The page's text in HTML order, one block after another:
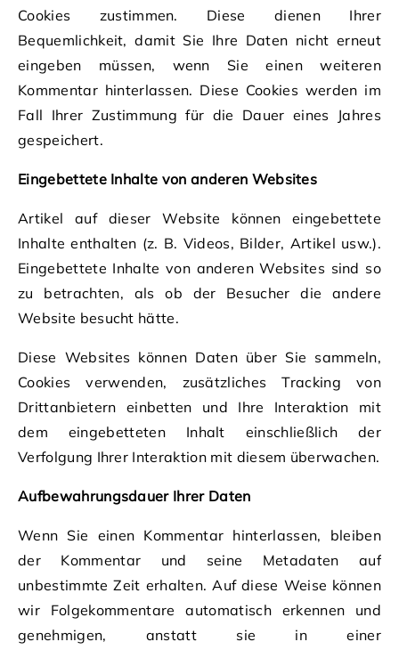
Cookies zustimmen. Diese dienen Ihrer
Bequemlichkeit, damit Sie Ihre Daten nicht erneut
eingeben müssen, wenn Sie einen weiteren
Kommentar hinterlassen. Diese Cookies werden im
Fall Ihrer Zustimmung für die Dauer eines Jahres
gespeichert.
Eingebettete Inhalte von anderen Websites
Artikel auf dieser Website können eingebettete
Inhalte enthalten (z. B. Videos, Bilder, Artikel usw.).
Eingebettete Inhalte von anderen Websites sind so
zu betrachten, als ob der Besucher die andere
Website besucht hätte.
Diese Websites können Daten über Sie sammeln,
Cookies verwenden, zusätzliches Tracking von
Drittanbietern einbetten und Ihre Interaktion mit
dem eingebetteten Inhalt einschließlich der
Verfolgung Ihrer Interaktion mit diesem überwachen.
Aufbewahrungsdauer Ihrer Daten
Wenn Sie einen Kommentar hinterlassen, bleiben
der Kommentar und seine Metadaten auf
unbestimmte Zeit erhalten. Auf diese Weise können
wir Folgekommentare automatisch erkennen und
genehmigen, anstatt sie in einer